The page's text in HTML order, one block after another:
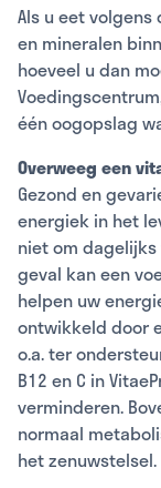
Als u eet
en mineralen
hoeveel u dan
één oogopslag
Overweeg een
Gezond en
energiek in het
niet om
geval kan een
helpen uw
ontwikkeld door
o.a. ter
B12 en C in
verminderen.
normaal
het zenuwstelsel.